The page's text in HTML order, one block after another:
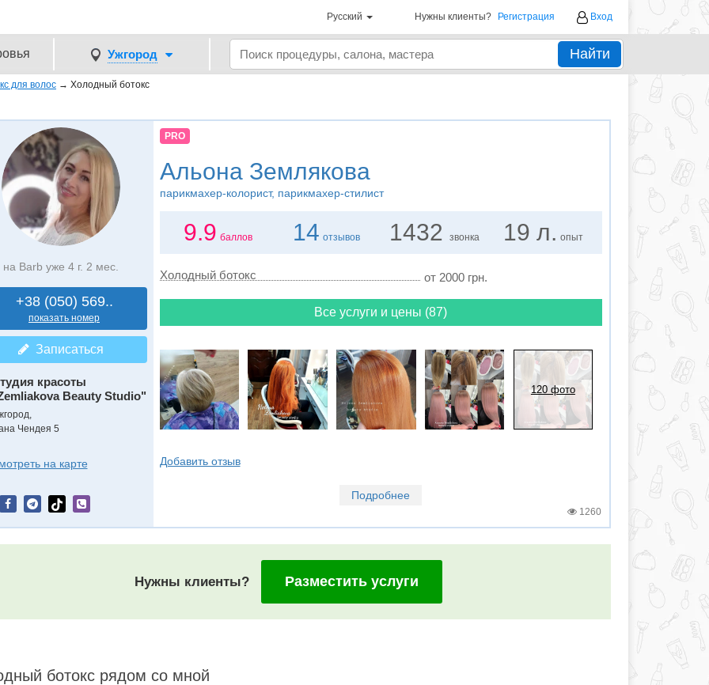
Русский Нужны клиенты? Регистрация Вход
Ужгород Найти
для волос → Холодный ботокс
на Barb уже 4 г. 2 мес.
+38 (050) 569..
показать номер
Записаться
красоты
Beauty Studio"
Чендея 5
на карте
PRO
Альона Землякова
парикмахер-колорист, парикмахер-стилист
9.9 баллов 14 отзывов 1432звонка 19 л. опыт
Холодный ботокс от 2000 грн.
Все услуги и цены (87)
120 фото
Добавить отзыв
Подробнее
1260
Нужны клиенты? Разместить услуги
ботокс рядом со мной